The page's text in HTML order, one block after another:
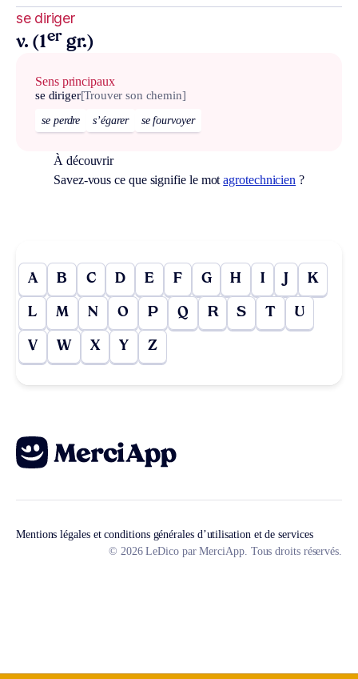
se diriger
v. (1er gr.)
Sens principaux
se diriger[Trouver son chemin]
se perdre s’égarer se fourvoyer
À découvrir
Savez-vous ce que signifie le motagrotechnicien ?
A B C D E F G H I J K
L M N O P Q R S T U
V W X Y Z
Mentions légales et conditions générales d’utilisation et de services
© 2026 LeDico par MerciApp. Tous droits réservés.